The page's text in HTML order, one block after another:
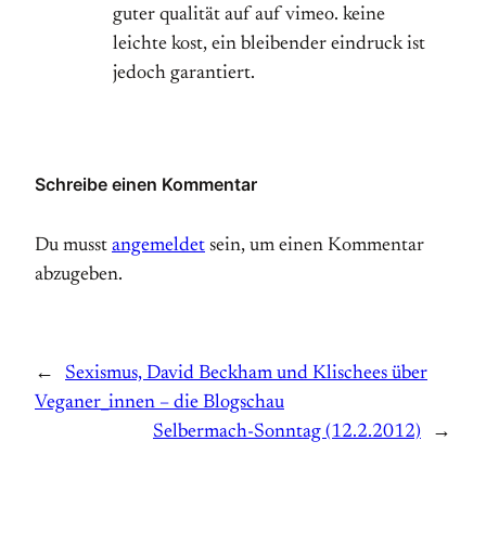
guter qualität auf auf vimeo. keine
leichte kost, ein bleibender eindruck ist
jedoch garantiert.
Schreibe einen Kommentar
Du musst angemeldet sein, um einen Kommentar
abzugeben.
←
Sexismus, David Beckham und Klischees über
Veganer_innen – die Blogschau
Selbermach-Sonntag (12.2.2012)
→